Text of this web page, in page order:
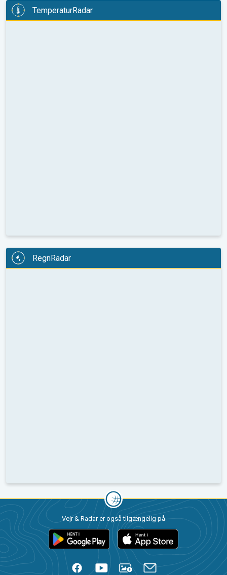
TemperaturRadar
RegnRadar
Vejr & Radar er også tilgængelig på